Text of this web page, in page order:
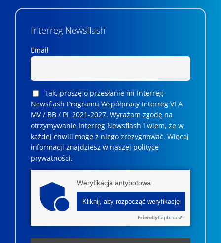
Interreg Newsflash
Email
Tak, proszę o przesłanie mi Interreg
Newsflash Programu Współpracy Interreg VI A
MV / BB / PL 2021-2027. Wyrażam zgodę na
otrzymywanie Interreg Newsflash i wiem, że w
każdej chwili mogę z niego zrezygnować. ­­Więcej
informacji znajdziesz w naszej polityce
prywatności.
Weryfikacja antybotowa
Kliknij, aby rozpocząć weryfikację
FriendlyCaptcha ⇗